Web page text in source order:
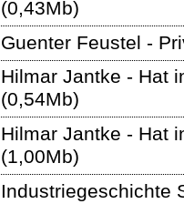
(0,43Mb)
Guenter Feustel -
Hilmar Jantke - Hat
(0,54Mb)
Hilmar Jantke - Hat
(1,00Mb)
Industriegeschichte